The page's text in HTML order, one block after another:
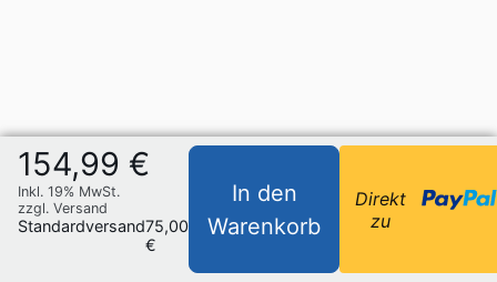
154,99 €
Inkl. 19% MwSt.
zzgl. Versand
Standardversand75,00
€
In den
Warenkorb
Direkt
zu